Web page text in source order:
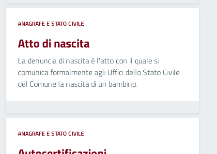
ANAGRAFE E STATO CIVILE
Atto di nascita
La denuncia di nascita è l'atto con il quale si
comunica formalmente agli Uffici dello Stato Civile
del Comune la nascita di un bambino.
ANAGRAFE E STATO CIVILE